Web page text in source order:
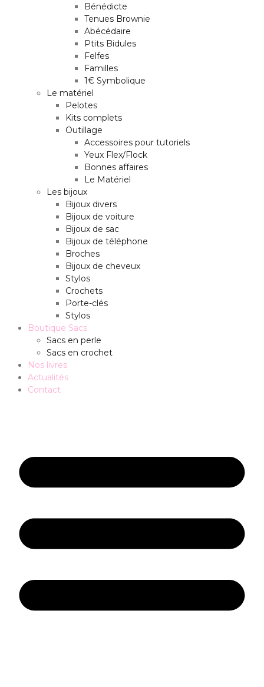
Bénédicte
Tenues Brownie
Abécédaire
Ptits Bidules
Felfes
Familles
1€ Symbolique
Le matériel
Pelotes
Kits complets
Outillage
Accessoires pour tutoriels
Yeux Flex/Flock
Bonnes affaires
Le Matériel
Les bijoux
Bijoux divers
Bijoux de voiture
Bijoux de sac
Bijoux de téléphone
Broches
Bijoux de cheveux
Stylos
Crochets
Porte-clés
Stylos
Boutique Sacs
Sacs en perle
Sacs en crochet
Nos livres
Actualités
Contact